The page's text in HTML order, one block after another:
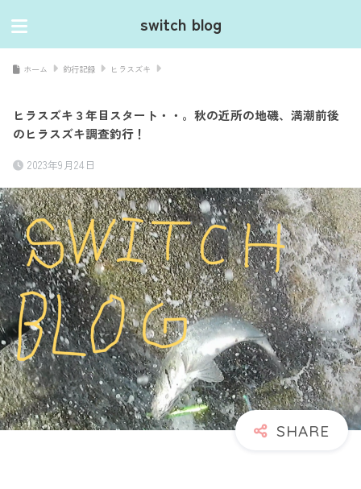
switch blog
ホーム 釣行記録 ヒラスズキ
ヒラスズキ３年目スタート・・。秋の近所の地磯、満潮前後
のヒラスズキ調査釣行！
2023年9月24日